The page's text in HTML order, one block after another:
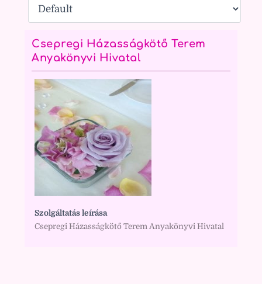
Csepregi Házasságkötő Terem
Anyakönyvi Hivatal
Szolgáltatás leírása
Csepregi Házasságkötő Terem Anyakönyvi Hivatal